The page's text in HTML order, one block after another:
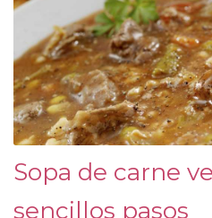
Sopa de carne
sencillos pasos